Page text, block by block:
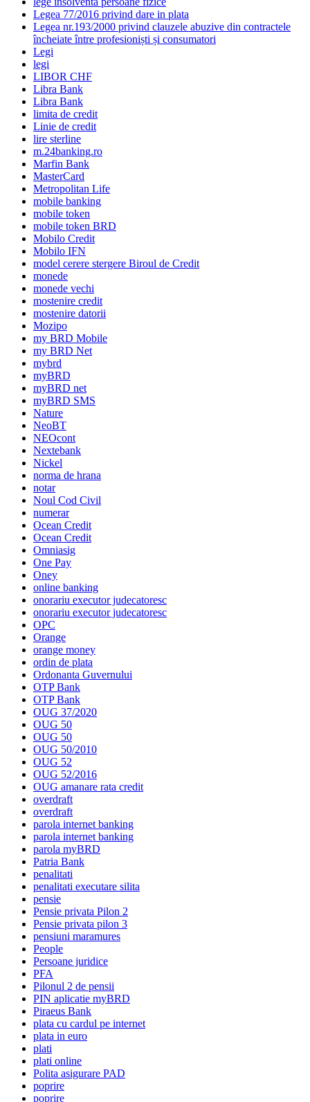
Legea 77/2016 privind dare in plata
Legea nr.193/2000 privind clauzele abuzive din contractele
încheiate între profesioniști și consumatori
Legi
legi
LIBOR CHF
Libra Bank
Libra Bank
limita de credit
Linie de credit
lire sterline
m.24banking.ro
Marfin Bank
MasterCard
Metropolitan Life
mobile banking
mobile token
mobile token BRD
Mobilo Credit
Mobilo IFN
model cerere stergere Biroul de Credit
monede
monede vechi
mostenire credit
mostenire datorii
Mozipo
my BRD Mobile
my BRD Net
mybrd
myBRD
myBRD net
myBRD SMS
Nature
NeoBT
NEOcont
Nextebank
Nickel
norma de hrana
notar
Noul Cod Civil
numerar
Ocean Credit
Ocean Credit
Omniasig
One Pay
Oney
online banking
onorariu executor judecatoresc
onorariu executor judecatoresc
OPC
Orange
orange money
ordin de plata
Ordonanta Guvernului
OTP Bank
OTP Bank
OUG 37/2020
OUG 50
OUG 50
OUG 50/2010
OUG 52
OUG 52/2016
OUG amanare rata credit
overdraft
overdraft
parola internet banking
parola internet banking
parola myBRD
Patria Bank
penalitati
penalitati executare silita
pensie
Pensie privata Pilon 2
Pensie privata pilon 3
pensiuni maramures
People
Persoane juridice
PFA
Pilonul 2 de pensii
PIN aplicatie myBRD
Piraeus Bank
plata cu cardul pe internet
plata in euro
plati
plati online
Polita asigurare PAD
poprire
poprire